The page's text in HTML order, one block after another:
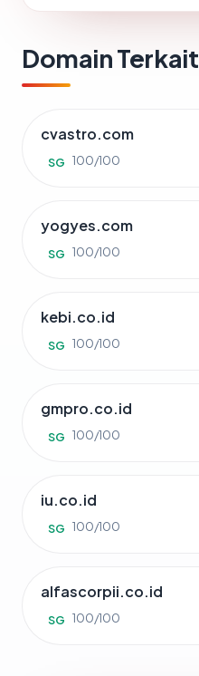
Domain Terkait
cvastro.com
SG 100/100
yogyes.com
SG 100/100
kebi.co.id
SG 100/100
gmpro.co.id
SG 100/100
iu.co.id
SG 100/100
alfascorpii.co.id
SG 100/100